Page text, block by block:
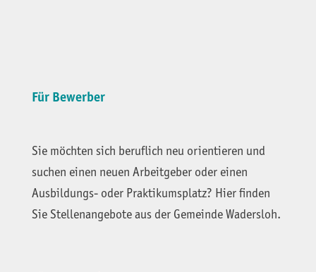
Für Bewerber
Sie möchten sich beruflich neu orientieren und
suchen einen neuen Arbeitgeber oder einen
Ausbildungs- oder Praktikumsplatz? Hier finden
Sie Stellenangebote aus der Gemeinde Wadersloh.